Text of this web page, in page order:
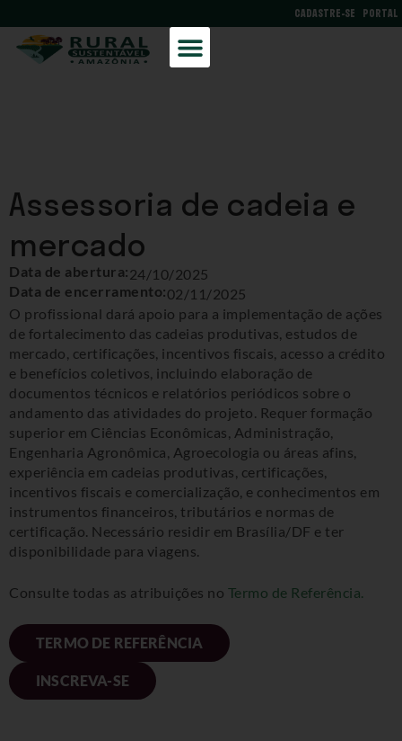
PORTAL
CADASTRE-SE
Assessoria de cadeia e
mercado
Data de abertura:24/10/2025
Data de encerramento:02/11/2025
O profissional dará apoio para a implementação de ações
de fortalecimento das cadeias produtivas, estudos de
mercado, certificações, incentivos fiscais, acesso a crédito
e benefícios coletivos, incluindo elaboração de
documentos técnicos e relatórios periódicos sobre o
andamento das atividades do projeto. Requer formação
superior em Ciências Econômicas, Administração,
Engenharia Agronômica, Agroecologia ou áreas afins,
experiência em cadeias produtivas, certificações,
incentivos fiscais e comercialização, e conhecimentos em
instrumentos financeiros, tributários e normas de
certificação. Necessário residir em Brasília/DF e ter
disponibilidade para viagens.
Consulte todas as atribuições no Termo de Referência.
TERMO DE REFERÊNCIA
INSCREVA-SE